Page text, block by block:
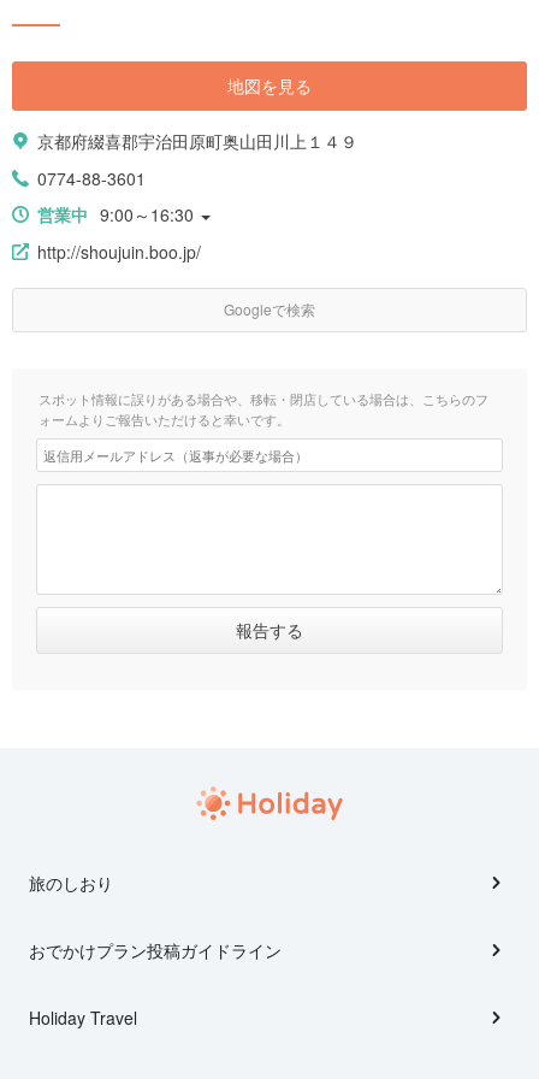
地図を見る
京都府綴喜郡宇治田原町奥山田川上１４９
0774-88-3601
営業中 9:00～16:30
http://shoujuin.boo.jp/
Googleで検索
スポット情報に誤りがある場合や、移転・閉店している場合は、こちらのフ
ォームよりご報告いただけると幸いです。
旅のしおり
おでかけプラン投稿ガイドライン
Holiday Travel